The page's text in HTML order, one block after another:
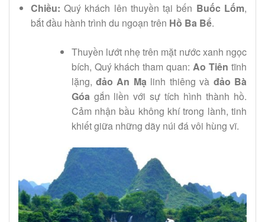
Chiều: Quý khách lên thuyền tại bến Buốc Lốm,
bắt đầu hành trình du ngoạn trên Hồ Ba Bể.
Thuyền lướt nhẹ trên mặt nước xanh ngọc
bích, Quý khách tham quan:Ao Tiên tĩnh
lặng,đảo An Mạlinh thiêng và đảo Bà
Góagắn liền với sự tích hình thành hồ.
Cảm nhận bầu không khí trong lành, tinh
khiết giữa những dãy núi đá vôi hùng vĩ.